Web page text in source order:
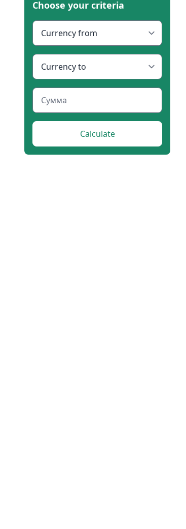
Choose your criteria
Calculate